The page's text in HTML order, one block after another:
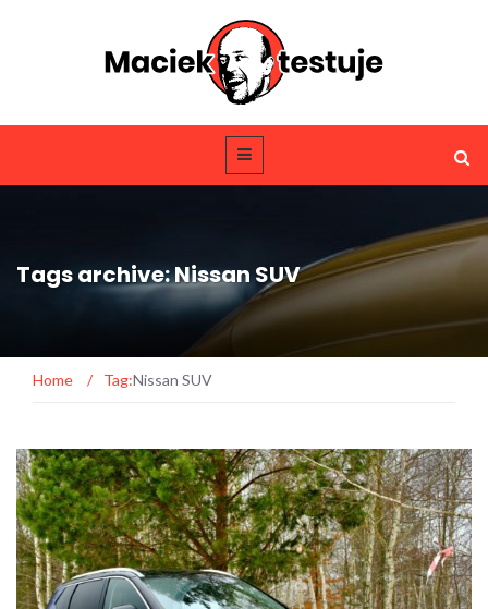
Tags archive: Nissan SUV
Home / Tag:Nissan SUV